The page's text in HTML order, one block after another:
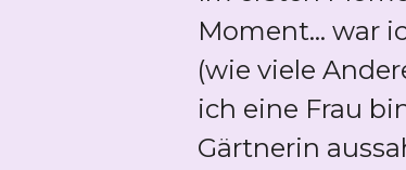
Moment... war
(wie viele
ich eine Frau
Gärtnerin